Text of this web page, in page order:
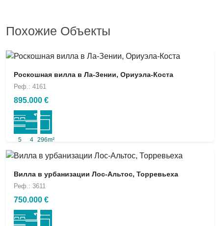
Похожие Объекты
Роскошная вилла в Ла-Зении, Ориуэла-Коста
Реф.: 4161
895.000 €
5 4 296m²
Вилла в урбанизации Лос-Альтос, Торревьеха
Реф.: 3611
750.000 €